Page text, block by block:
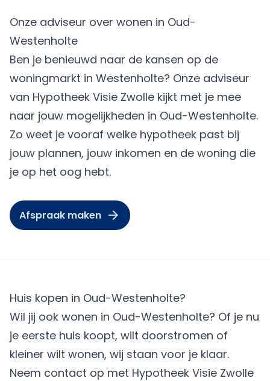
Onze adviseur over wonen in Oud-
Westenholte
Ben je benieuwd naar de kansen op de
woningmarkt in Westenholte? Onze adviseur
van Hypotheek Visie Zwolle kijkt met je mee
naar jouw mogelijkheden in Oud-Westenholte.
Zo weet je vooraf welke hypotheek past bij
jouw plannen, jouw inkomen en de woning die
je op het oog hebt.
Afspraak maken
Huis kopen in Oud-Westenholte?
Wil jij ook wonen in Oud-Westenholte? Of je nu
je eerste huis koopt, wilt doorstromen of
kleiner wilt wonen, wij staan voor je klaar.
Neem contact op met Hypotheek Visie Zwolle